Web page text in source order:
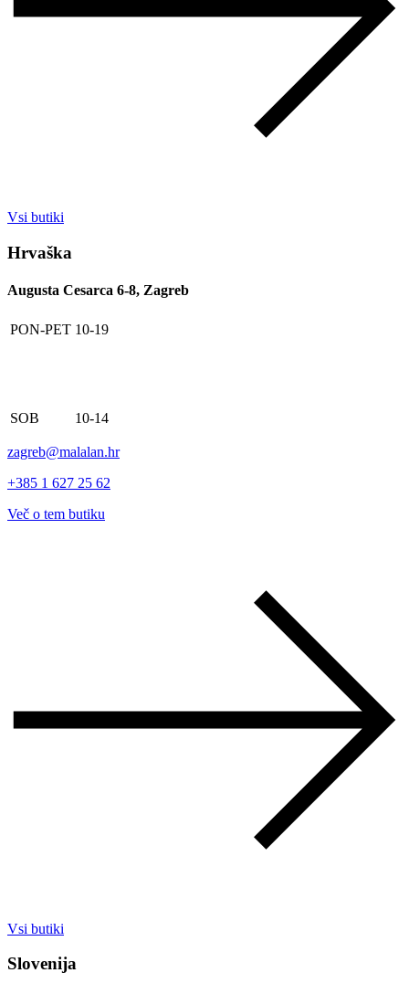
Vsi butiki
Hrvaška
Augusta Cesarca 6-8, Zagreb
PON-PET 10-19
SOB 10-14
zagreb@malalan.hr
+385 1 627 25 62
Več o tem butiku
Vsi butiki
Slovenija